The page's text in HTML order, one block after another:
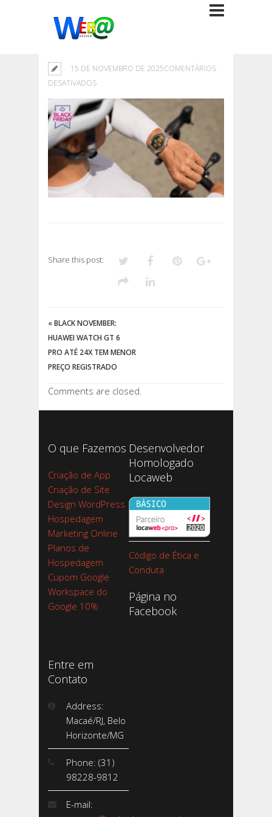
15 DE NOVEMBRO DE 2025COMENTÁRIOS
DESATIVADOSEM
Share this post:
«BLACK NOVEMBER:
HUAWEI WATCH GT 6
PRO ATÉ 24X TEM MENOR
PREÇO REGISTRADO
Comments are closed.
O que Fazemos
Criação de App
Criação de Site
Design WordPress
Hospedagem
Marketing Online
Planos de
Hospedagem
Cupom Google
Workspace do
Google 10%
Desenvolvedor
Homologado
Locaweb
Código de Ética e
Conduta
Página no
Facebook
Entre em
Contato
Address:
Macaé/RJ, Belo
Horizonte/MG
Phone: (31)
98228-9812
E-mail: